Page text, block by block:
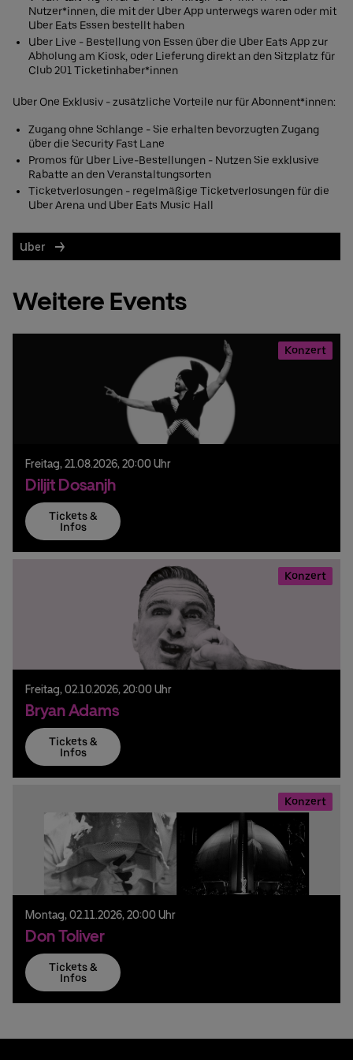
Nutzer*innen, die mit der Uber App unterwegs waren oder mit
Uber Eats Essen bestellt haben
Uber Live - Bestellung von Essen über die Uber Eats App zur
Abholung am Kiosk, oder Lieferung direkt an den Sitzplatz für
Club 201 Ticketinhaber*innen
Uber One Exklusiv - zusätzliche Vorteile nur für Abonnent*innen:
Zugang ohne Schlange - Sie erhalten bevorzugten Zugang
über die Security Fast Lane
Promos für Uber Live-Bestellungen - Nutzen Sie exklusive
Rabatte an den Veranstaltungsorten
Ticketverlosungen - regelmäßige Ticketverlosungen für die
Uber Arena und Uber Eats Music Hall
Uber
Weitere Events
Konzert
Freitag, 21.08.2026, 20:00 Uhr
Diljit Dosanjh
Tickets &
Infos
Konzert
Freitag, 02.10.2026, 20:00 Uhr
Bryan Adams
Tickets &
Infos
Konzert
Montag, 02.11.2026, 20:00 Uhr
Don Toliver
Tickets &
Infos